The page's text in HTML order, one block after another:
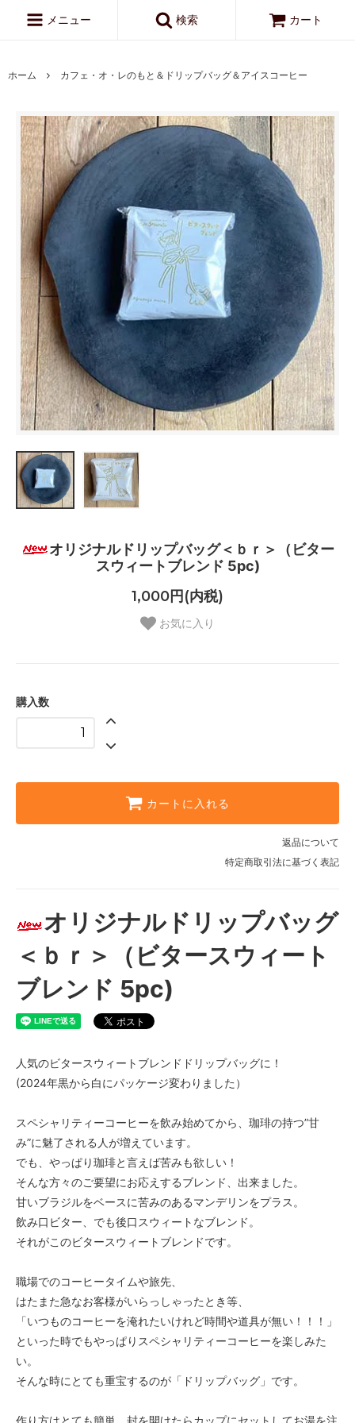
メニュー 検索 カート
ホーム カフェ・オ・レのもと＆ドリップバッグ＆アイスコーヒー
オリジナルドリップバッグ＜ｂｒ＞（ビター
スウィートブレンド 5pc)
1,000円(内税)
お気に入り
購入数
カートに入れる
返品について
特定商取引法に基づく表記
オリジナルドリップバッグ
＜ｂｒ＞（ビタースウィート
ブレンド 5pc)
人気のビタースウィートブレンドドリップバッグに！
(2024年黒から白にパッケージ変わりました）
スペシャリティーコーヒーを飲み始めてから、珈琲の持つ”甘
み”に魅了される人が増えています。
でも、やっぱり珈琲と言えば苦みも欲しい！
そんな方々のご要望にお応えするブレンド、出来ました。
甘いブラジルをベースに苦みのあるマンデリンをプラス。
飲み口ビター、でも後口スウィートなブレンド。
それがこのビタースウィートブレンドです。
職場でのコーヒータイムや旅先、
はたまた急なお客様がいらっしゃったとき等、
「いつものコーヒーを淹れたいけれど時間や道具が無い！！！」
といった時でもやっぱりスペシャリティーコーヒーを楽しみた
い。
そんな時にとても重宝するのが「ドリップバッグ」です。
作り方はとても簡単。封を開けたらカップにセットしてお湯を注